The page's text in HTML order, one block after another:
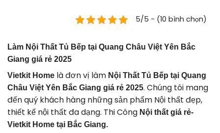
5/5 - (10 bình chọn)
Làm Nội Thất Tủ Bếp tại Quang Châu Việt Yên Bắc
Giang giá rẻ 2025
Vietkit Home là đơn vị làm Nội Thất Tủ Bếp tại Quang
Châu Việt Yên Bắc Giang giá rẻ 2025. Chúng tôi mang
đến quý khách hàng những sản phẩm Nội thất đẹp,
thiết kế nội thất đa dạng. Thi Công Nội thất giá rẻ-
Vietkit Home tại Bắc Giang.